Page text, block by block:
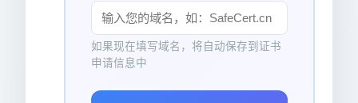
如果现在填写域名，将自动保存到证书
申请信息中